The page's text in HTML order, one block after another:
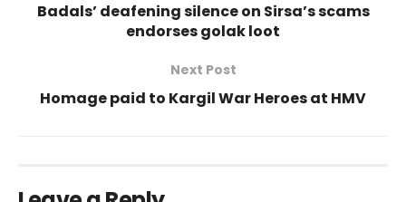
Badals’ deafening silence on Sirsa’s scams
endorses golak loot
Next Post
Homage paid to Kargil War Heroes at HMV